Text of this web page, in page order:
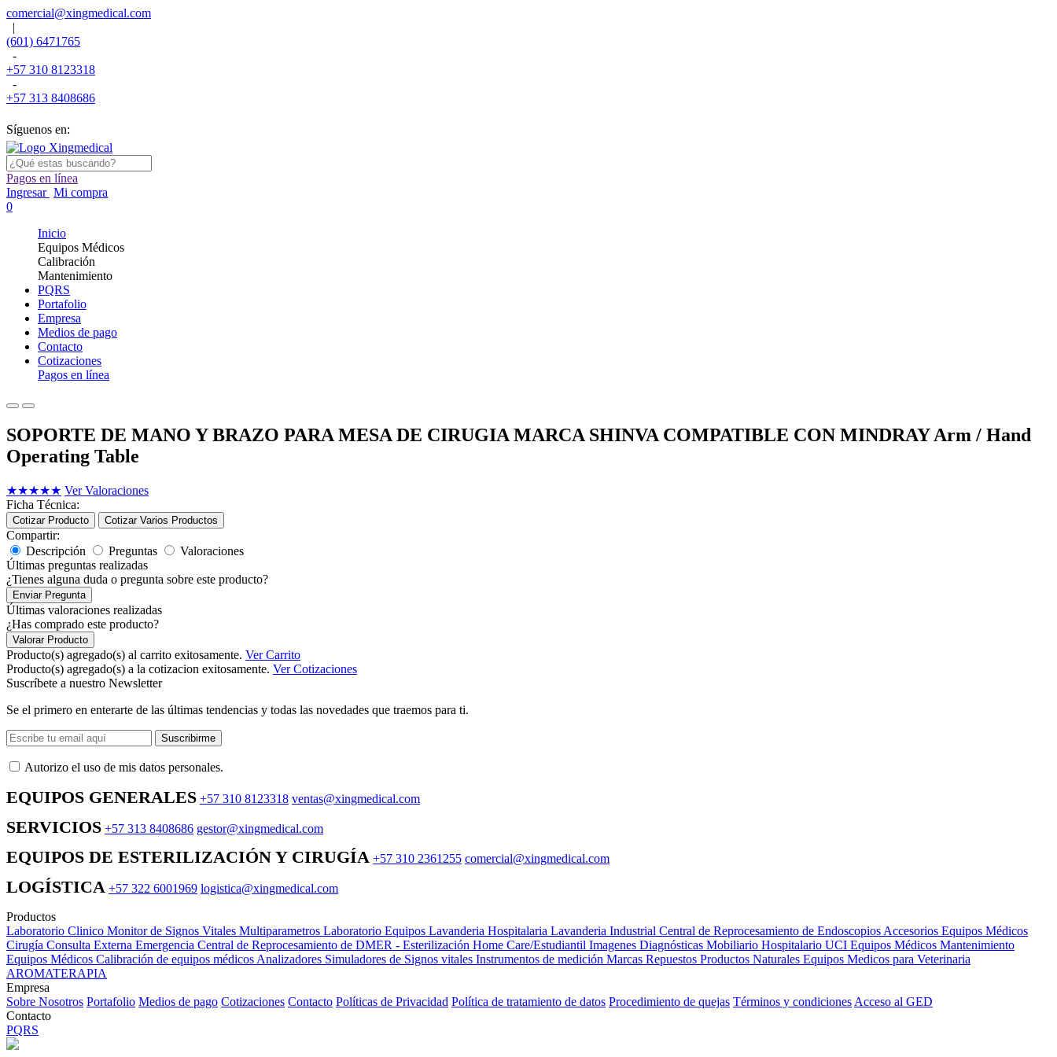
comercial@xingmedical.com
|
(601) 6471765
-
+57 310 8123318
-
+57 313 8408686
Síguenos en:
Pagos en línea
Ingresar Mi compra
0
Inicio
Equipos Médicos
Calibración
Mantenimiento
PQRS
Portafolio
Empresa
Medios de pago
Contacto
Cotizaciones
Pagos en línea
SOPORTE DE MANO Y BRAZO PARA MESA DE CIRUGIA MARCA SHINVA COMPATIBLE CON MINDRAY Arm / Hand
Operating Table
★★★★★ Ver Valoraciones
Ficha Técnica:
Cotizar Producto Cotizar Varios Productos
Compartir:
Descripción
Preguntas
Valoraciones
Últimas preguntas realizadas
¿Tienes alguna duda o pregunta sobre este producto?
Enviar Pregunta
Últimas valoraciones realizadas
¿Has comprado este producto?
Valorar Producto
Producto(s) agregado(s) al carrito exitosamente. Ver Carrito
Producto(s) agregado(s) a la cotizacion exitosamente. Ver Cotizaciones
Suscríbete a nuestro Newsletter
Se el primero en enterarte de las últimas tendencias y todas las novedades que traemos para ti.
Suscribirme
Autorizo ​​el uso de mis datos personales.
EQUIPOS GENERALES +57 310 8123318 ventas@xingmedical.com
SERVICIOS +57 313 8408686 gestor@xingmedical.com
EQUIPOS DE ESTERILIZACIÓN Y CIRUGÍA +57 310 2361255 comercial@xingmedical.com
LOGÍSTICA +57 322 6001969 logistica@xingmedical.com
Productos
Laboratorio Clinico Monitor de Signos Vitales Multiparametros Laboratorio Equipos Lavanderia Hospitalaria Lavanderia Industrial Central de Reprocesamiento de Endoscopios Accesorios Equipos Médicos
Cirugía Consulta Externa Emergencia Central de Reprocesamiento de DMER - Esterilización Home Care/Estudiantil Imagenes Diagnósticas Mobiliario Hospitalario UCI Equipos Médicos Mantenimiento
Equipos Médicos Calibración de equipos médicos Analizadores Simuladores de Signos vitales Instrumentos de medición Marcas Repuestos Productos Naturales Equipos Medicos para Veterinaria
AROMATERAPIA
Empresa
Sobre Nosotros Portafolio Medios de pago Cotizaciones Contacto Políticas de Privacidad Política de tratamiento de datos Procedimiento de quejas Términos y condiciones Acceso al GED
Contacto
PQRS